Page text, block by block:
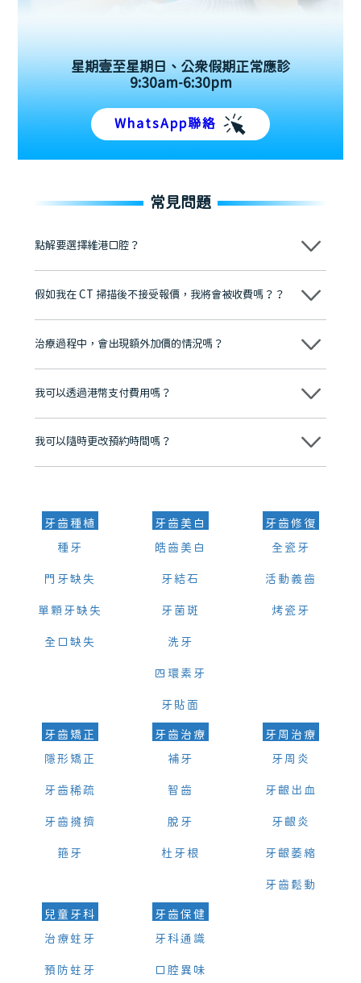
星期壹至星期日、公眾假期正常應診
9:30am-6:30pm
WhatsApp聯絡
常見問題
點解要選擇維港口腔？
維港口腔踐行「醫道濟世」的大學校訓，各分院匯聚來自香港、內地的
牌」、「2025香港企業領袖品牌」，是諾貝爾種植系統全球放心植牙中
至今已服務超過三十個國家和地區的顧客，受到粵港澳大灣區及周邊城
市市民極高的口碑評價及信任推薦 珠海、深圳設有八大分院，香港亦設
有咨詢及服務保障中心，有任何問題都可以隨時預約免費咨詢，讓人十
假如我在 CT 掃描後不接受報價，我將會被收費嗎？？
不會！只要未開始實際服務之前，你不會被收取任何費用。
治療過程中，會出現額外加價的情況嗎？
不會，治療前我們會詳細說明治療方案及對應的價錢，顧客同意並簽字
我可以透過港幣支付費用嗎？
可以。維港口腔會按照當日匯率轉算收取費用，而匯率會及時告知客人
我可以隨時更改預約時間嗎？
可以，請盡早通過wechat或whatsapp聯絡我們，告知我們你原本預約
牙齒種植
種牙
門牙缺失
單顆牙缺失
全口缺失
牙齒美白
皓齒美白
牙結石
牙菌斑
洗牙
四環素牙
牙貼面
牙齒修復
全瓷牙
活動義齒
烤瓷牙
牙齒矯正
隱形矯正
牙齒稀疏
牙齒擁擠
箍牙
牙齒治療
補牙
智齒
脫牙
杜牙根
牙周治療
牙周炎
牙齦出血
牙齦炎
牙齦萎縮
牙齒鬆動
兒童牙科
治療蛀牙
預防蛀牙
牙齒保健
牙科通識
口腔異味